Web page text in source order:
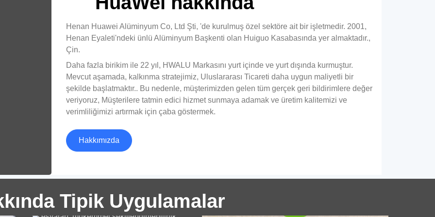
Henan Huawei Alüminyum Co, Ltd Şti, 'de kurulmuş özel sektöre ait bir işletmedir. 2001,
Henan Eyaleti'ndeki ünlü Alüminyum Başkenti olan Huiguo Kasabasında yer almaktadır.,
Çin.
Daha fazla birikim ile 22 yıl, HWALU Markasını yurt içinde ve yurt dışında kurmuştur.
Mevcut aşamada, kalkınma stratejimiz, Uluslararası Ticareti daha uygun maliyetli bir
şekilde başlatmaktır.. Bu nedenle, müşterimizden gelen tüm gerçek geri bildirimlere değer
veriyoruz, Müşterilere tatmin edici hizmet sunmaya adamak ve üretim kalitemizi ve
verimliliğimizi artırmak için çaba göstermek.
Hakkımızda
Tipik Uygulamalar
1050 Mutfak Endüstrisi için
Keşfetmek 1050 mutfak endüstrisi için
alüminyum daire, pots, Tava, ve mutfak
1100 Sınıf Tencere Alüminyum
Daireler | Saf, Güvenli & Dayanıklı
Tanker kamyonu alüminyum levha